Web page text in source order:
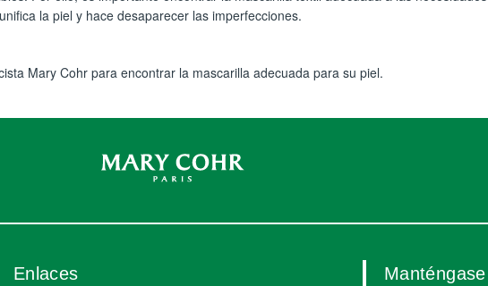
la piel y hace desaparecer las imperfecciones.
Mary Cohr para encontrar la mascarilla adecuada para su piel.
Enlaces